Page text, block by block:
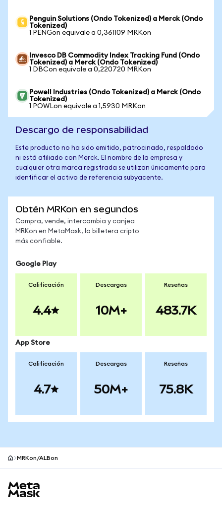
Penguin Solutions (Ondo Tokenized) a Merck (Ondo
Tokenized)
1 PENGon equivale a 0,361109 MRKon
Invesco DB Commodity Index Tracking Fund (Ondo
Tokenized) a Merck (Ondo Tokenized)
1 DBCon equivale a 0,220720 MRKon
Powell Industries (Ondo Tokenized) a Merck (Ondo
Tokenized)
1 POWLon equivale a 1,5930 MRKon
Descargo de responsabilidad
Este producto no ha sido emitido, patrocinado, respaldado
ni está afiliado con Merck. El nombre de la empresa y
cualquier otra marca registrada se utilizan únicamente para
identificar el activo de referencia subyacente.
Obtén MRKon en segundos
Compra, vende, intercambia y canjea
MRKon en MetaMask, la billetera cripto
más confiable.
Google Play
Calificación
4.4
Descargas
10M+
Reseñas
483.7K
App Store
Calificación
4.7
Descargas
50M+
Reseñas
75.8K
MRKon/ALBon